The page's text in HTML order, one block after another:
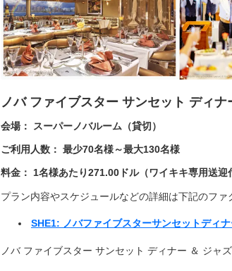
ノバ ファイブスター サンセット ディナ
会場： スーパーノバルーム（貸切）
ご利用人数： 最少70名様～最大130名様
料金： 1名様あたり271.00 ドル（ワイキキ専用送迎
プラン内容やスケジュールなどの詳細は下記のファ
SHE1: ノバファイブスターサンセットディ
ノバ ファイブスター サンセット ディナー ＆ ジャ